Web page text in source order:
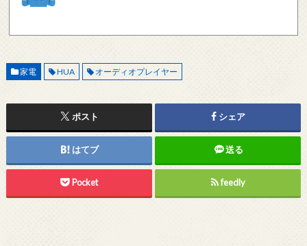
家電 HUA オーディオプレイヤー
ポスト シェア
はてブ 送る
Pocket feedly